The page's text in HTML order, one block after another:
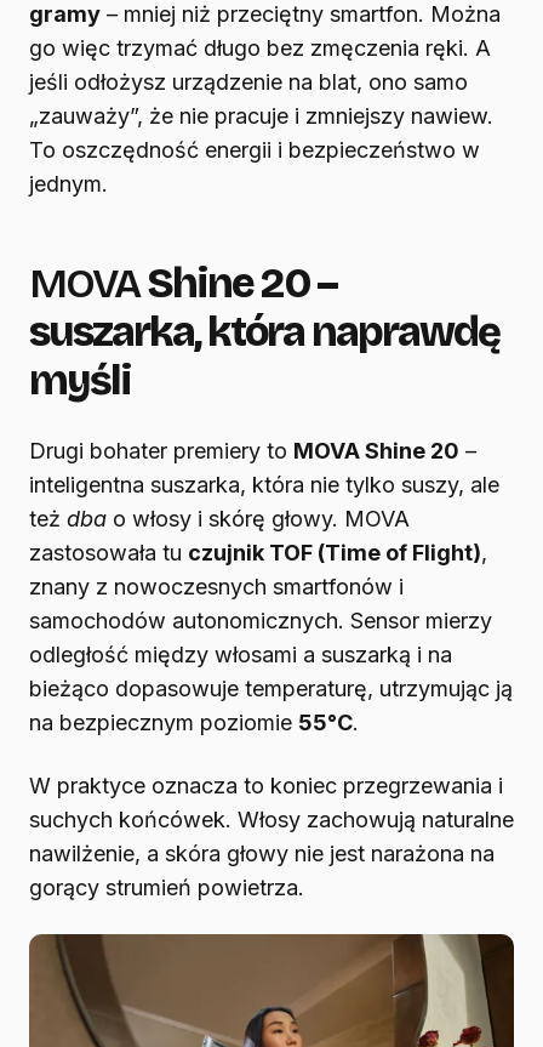
gramy – mniej niż przeciętny smartfon. Można
go więc trzymać długo bez zmęczenia ręki. A
jeśli odłożysz urządzenie na blat, ono samo
„zauważy”, że nie pracuje i zmniejszy nawiew.
To oszczędność energii i bezpieczeństwo w
jednym.
MOVAShine 20 –
suszarka, która naprawdę
myśli
Drugi bohater premiery to MOVA Shine 20 –
inteligentna suszarka, która nie tylko suszy, ale
też dba o włosy i skórę głowy. MOVA
zastosowała tu czujnik TOF (Time of Flight),
znany z nowoczesnych smartfonów i
samochodów autonomicznych. Sensor mierzy
odległość między włosami a suszarką i na
bieżąco dopasowuje temperaturę, utrzymując ją
na bezpiecznym poziomie 55°C.
W praktyce oznacza to koniec przegrzewania i
suchych końcówek. Włosy zachowują naturalne
nawilżenie, a skóra głowy nie jest narażona na
gorący strumień powietrza.